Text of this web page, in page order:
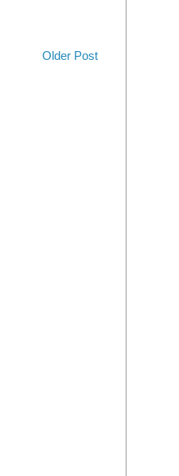
Older Post